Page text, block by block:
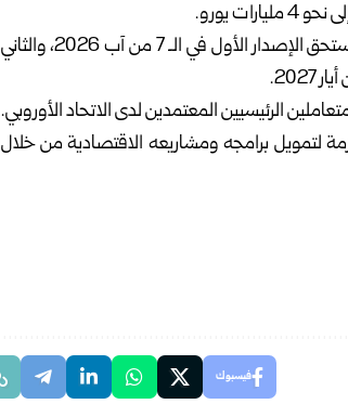
يورو.
وأشار البيان إلى أن الإصدارات المالية ستتوزع على ثلاث مراحل؛ حيث يستحق الإصدار الأول في الـ 7 من آب 2026، والثاني
الرئيسيين المعتمدين لدى الاتحاد الأوروبي.
لتمويل برامجه ومشاريعه الاقتصادية من خلال
فيسبوك